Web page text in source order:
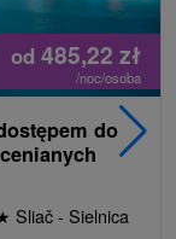
od 485,22 zł
/noc/osoba
do
Sliač - Sielnica